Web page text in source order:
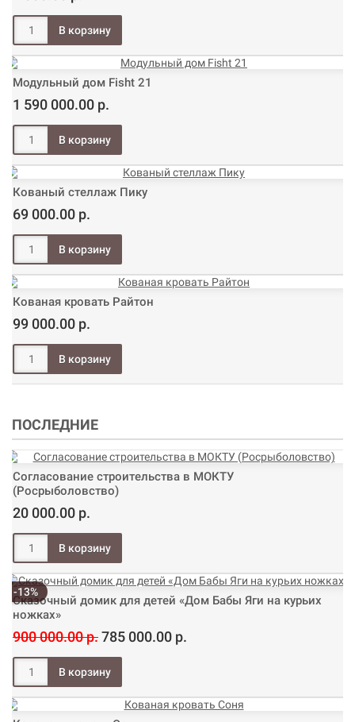
Модульный дом Fisht 21
1 590 000.00 р.
Кованый стеллаж Пику
69 000.00 р.
Кованая кровать Райтон
99 000.00 р.
ПОСЛЕДНИЕ
Согласование строительства в МОКТУ
(Росрыболовство)
20 000.00 р.
-13%
Сказочный домик для детей «Дом Бабы Яги на курьих
ножках»
900 000.00 р.785 000.00 р.